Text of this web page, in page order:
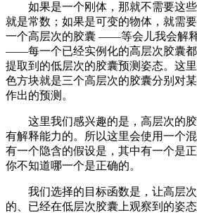
如果是一个刚体，那就不需要这些
就是常数；如果是可变的物体，就需
一个高层次的胶囊 ——等会儿我会解
——每一个已经实例化的高层次胶囊都
提取到的低层次的胶囊预测姿态。这
色方块就是三个高层次的胶囊分别对
作出的预测。
这里我们感兴趣的是，高层次的胶
有解释能力的。所以这里会使用一个
有一个隐含的假设是，其中有一个是
你不知道哪一个是正确的。
我们选择的目标函数是，让高层次
的、已经在低层次胶囊上观察到的姿